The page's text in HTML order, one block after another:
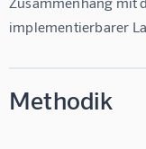
implementierbarer
Methodik